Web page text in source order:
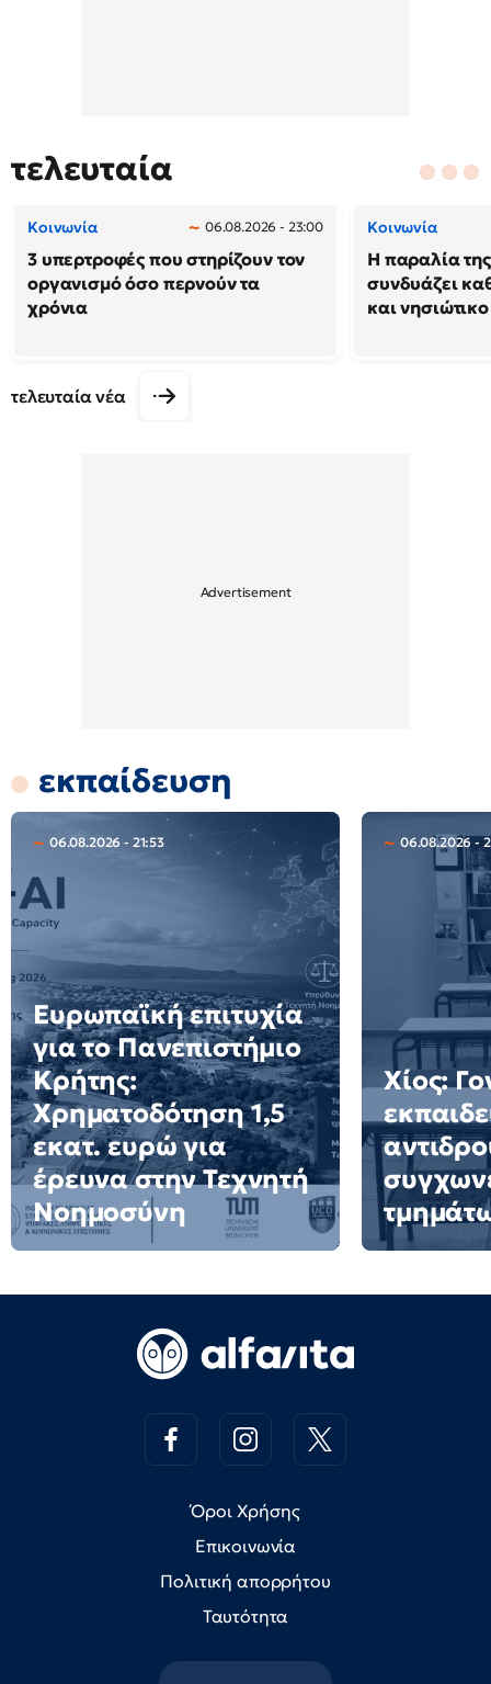
τελευταία
Κοινωνία 06.08.2026 - 23:00
3 υπερτροφές που στηρίζουν τον
οργανισμό όσο περνούν τα
χρόνια
Κοινωνία
Η παραλία
συνδυάζει
και
τελευταία νέα
εκπαίδευση
06.08.2026 - 21:53
Ευρωπαϊκή επιτυχία
για το Πανεπιστήμιο
Κρήτης:
Χρηματοδότηση 1,5
εκατ. ευρώ για
έρευνα στην Τεχνητή
Νοημοσύνη
06.08.2026 -
Χίος:
Όροι Χρήσης
Επικοινωνία
Πολιτική απορρήτου
Ταυτότητα